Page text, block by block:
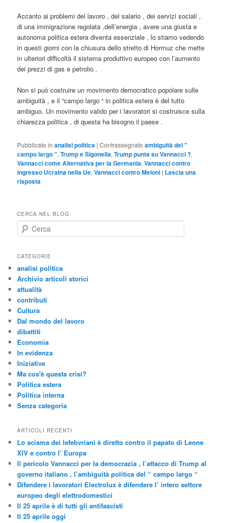
Accanto ai problemi del lavoro , del salario , dei servizi sociali ,
di una immigrazione regolata ,dell’energia , avere una giusta e
autonoma politica estera diventa essenziale , lo stiamo vedendo
in questi giorni con la chiusura dello stretto di Hormuz che mette
in ulteriori difficoltà il sistema produttivo europeo con l’aumento
dei prezzi di gas e petrolio .
Non si può costruire un movimento democratico popolare sulle
ambiguità , e il “campo largo “ in politica estera è del tutto
ambiguo. Un movimento valido per i lavoratori si costruisce sulla
chiarezza politica , di questa ha bisogno il paese .
Pubblicato in analisi politica |Contrassegnato ambiguità del "
campo largo ",Trump e Sigonella,Trump punta su Vannacci ?,
Vannacci come Alternativa per la Germania,Vannacci contro
ingresso Ucraina nella Ue,Vannacci contro Meloni | Lascia una
risposta
CERCA NEL BLOG
e
c
CATEGORIE
analisi politica
Archivio articoli storici
attualità
contributi
Cultura
Dal mondo del lavoro
dibattiti
Economia
In evidenza
Iniziative
Ma cos'è questa crisi?
Politica estera
Politica interna
Senza categoria
ARTICOLI RECENTI
Lo scisma dei lefebvriani è diretto contro il papato di Leone
XIV e contro l’ Europa
Il pericolo Vannacci per la democrazia , l’attacco di Trump al
governo italiano , l’ambiguità politica del “ campo largo “
Difendere i lavoratori Electrolux è difendere l’ intero settore
europeo degli elettrodomestici
Il 25 aprile è di tutti gli antifascisti
Il 25 aprile oggi